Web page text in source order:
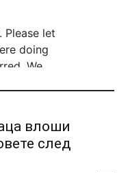
влоши
след